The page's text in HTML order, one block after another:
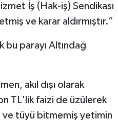
İş (Hak-iş) Sendikası
ve karar aldırmıştır.”
bu parayı Altındağ
akıl dışı olarak
TL'lik faizi de üzülerek
ve tüyü bitmemiş yetimin